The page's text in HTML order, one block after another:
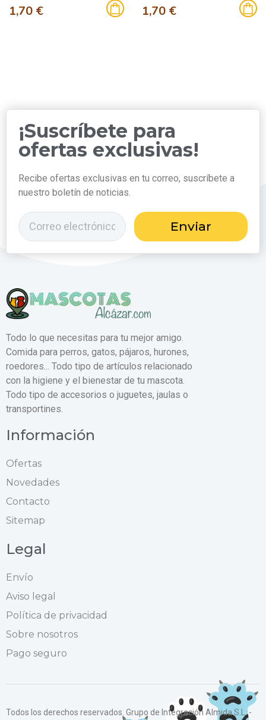
1,70 € 1,70 €
¡Suscríbete para
ofertas exclusivas!
Recibe ofertas exclusivas en tu correo, suscríbete a
nuestro boletín de noticias.
Enviar
Todo lo que necesitas para tu mejor amigo.
Comida para perros, gatos, pájaros, hurones,
roedores... Todo tipo de artículos relacionado
con la higiene y el bienestar de tu mascota.
Todo tipo de accesorios o juguetes, jaulas o
transportines.
Información
Ofertas
Novedades
Contacto
Sitemap
Legal
Envío
Aviso legal
Política de privacidad
Sobre nosotros
Pago seguro
Todos los derechos reservados. Grupo de Integración Almida S.L. -